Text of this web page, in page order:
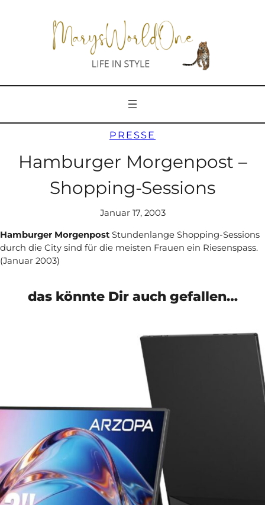
PRESSE
Hamburger Morgenpost –
Shopping-Sessions
Januar 17, 2003
Hamburger Morgenpost Stundenlange Shopping-Sessions
durch die City sind für die meisten Frauen ein Riesenspass.
(Januar 2003)
das könnte Dir auch gefallen…